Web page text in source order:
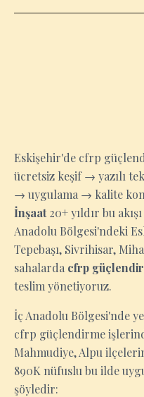
Eskişehir'de cfrp
ücretsiz keşif → yazılı
→ uygulama → kalite
İnşaat20+ yıldır bu
Anadolu Bölgesi'ndeki
Tepebaşı, Sivrihisar,
sahalarda cfrp
teslim yönetiyoruz.
İç Anadolu Bölgesi'nde
cfrp güçlendirme
Mahmudiye, Alpu
890K nüfuslu bu ilde
şöyledir: